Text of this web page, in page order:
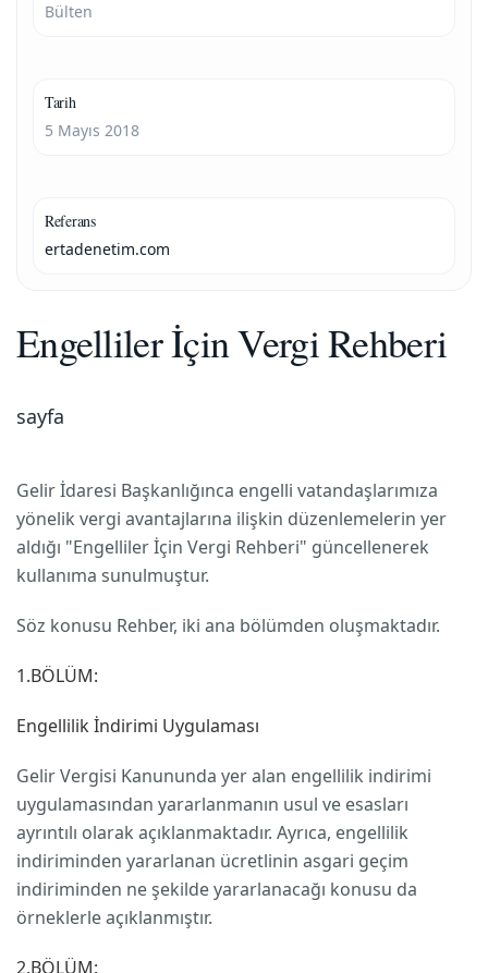
Bülten
Tarih
5 Mayıs 2018
Referans
ertadenetim.com
Engelliler İçin Vergi Rehberi
sayfa
Gelir İdaresi Başkanlığınca engelli vatandaşlarımıza
yönelik vergi avantajlarına ilişkin düzenlemelerin yer
aldığı "Engelliler İçin Vergi Rehberi" güncellenerek
kullanıma sunulmuştur.
Söz konusu Rehber, iki ana bölümden oluşmaktadır.
1.BÖLÜM:
Engellilik İndirimi Uygulaması
Gelir Vergisi Kanununda yer alan engellilik indirimi
uygulamasından yararlanmanın usul ve esasları
ayrıntılı olarak açıklanmaktadır. Ayrıca, engellilik
indiriminden yararlanan ücretlinin asgari geçim
indiriminden ne şekilde yararlanacağı konusu da
örneklerle açıklanmıştır.
2.BÖLÜM: